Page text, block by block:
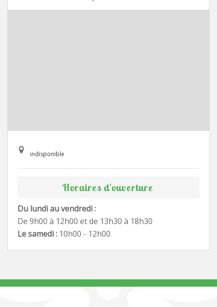
indisponible
Horaires d'ouverture
Du lundi au vendredi :
De 9h00 à 12h00 et de 13h30 à 18h30
Le samedi : 10h00 - 12h00